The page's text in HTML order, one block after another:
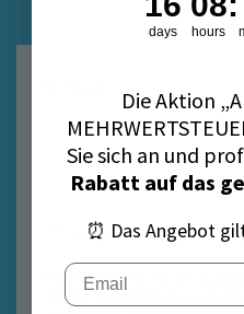
Nach Durchsicht der
meine Zustimmung zur
days hours
Die Aktion
Sie sich an und
Rabatt auf das
⏰ Das Angebot
Email